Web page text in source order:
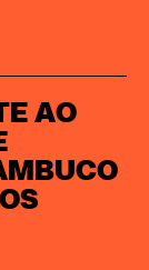
AO